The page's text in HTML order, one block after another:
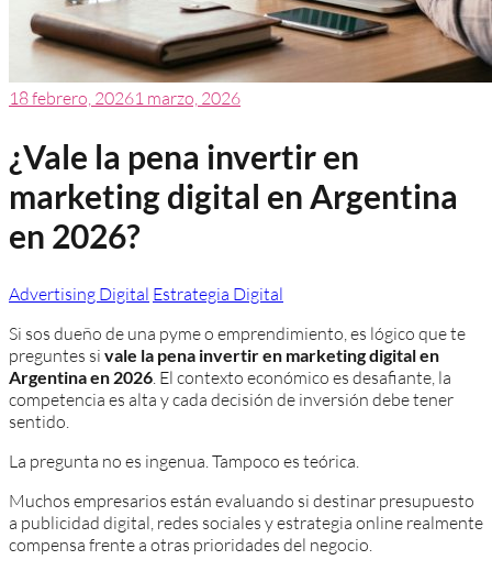
18 febrero, 20261 marzo, 2026
¿Vale la pena invertir en
marketing digital en Argentina
en 2026?
Advertising Digital Estrategia Digital
Si sos dueño de una pyme o emprendimiento, es lógico que te
preguntes si vale la pena invertir en marketing digital en
Argentina en 2026 . El contexto económico es desafiante, la
competencia es alta y cada decisión de inversión debe tener
sentido.
La pregunta no es ingenua. Tampoco es teórica.
Muchos empresarios están evaluando si destinar presupuesto
a publicidad digital, redes sociales y estrategia online realmente
compensa frente a otras prioridades del negocio.